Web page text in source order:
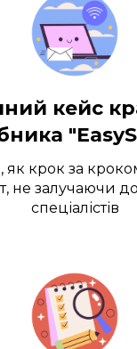
кейс
як крок за
не залучаючи
спеціалістів